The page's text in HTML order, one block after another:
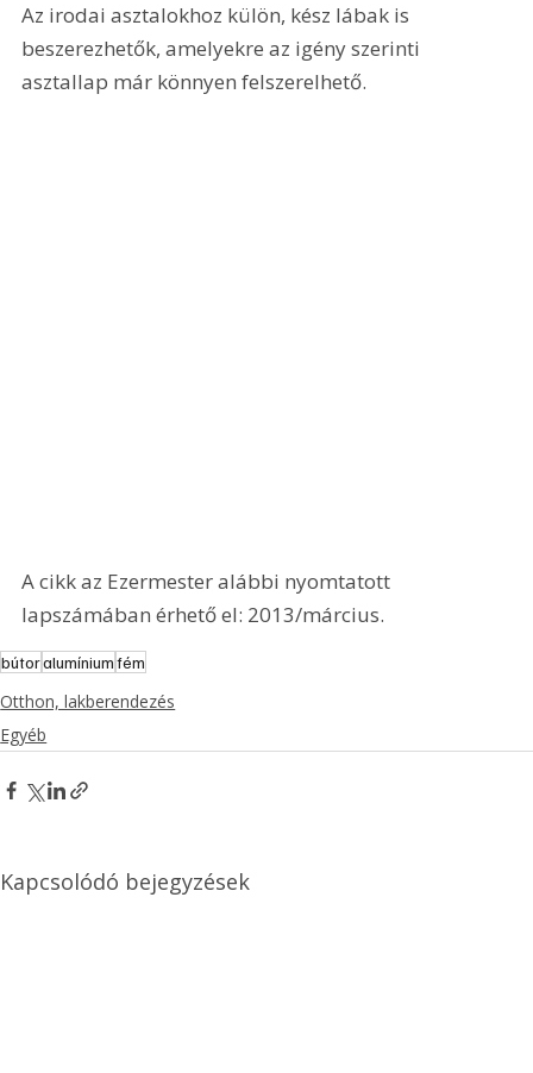
Az irodai asztalokhoz külön, kész lábak is
beszerezhetők, amelyekre az igény szerinti
asztallap már könnyen felszerelhető.
A cikk az Ezermester alábbi nyomtatott
lapszámában érhető el: 2013/március.
bútoralumíniumfém
Otthon, lakberendezés
Egyéb
Kapcsolódó bejegyzések